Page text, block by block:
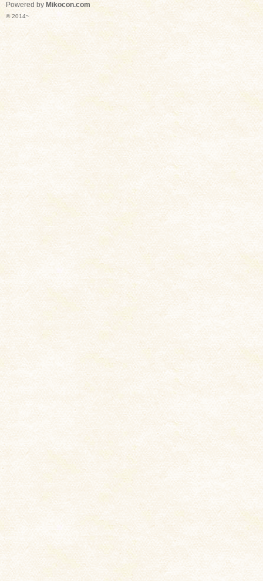
Powered by Mikocon.com
© 2014~